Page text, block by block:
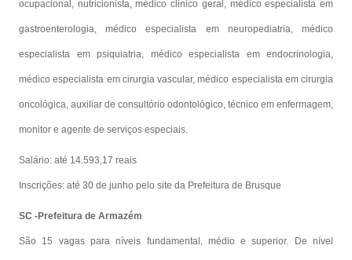
ocupacional, nutricionista, médico clinico geral, médico especialista em
gastroenterologia, médico especialista em neuropediatria, médico
especialista em psiquiatria, médico especialista em endocrinologia,
médico especialista em cirurgia vascular, médico especialista em cirurgia
oncológica, auxiliar de consultório odontológico, técnico em enfermagem,
monitor e agente de serviços especiais.
Salário: até 14.593,17 reais
Inscrições: até 30 de junho pelo site da Prefeitura de Brusque
SC -Prefeitura de Armazém
São 15 vagas para níveis fundamental, médio e superior. De nível